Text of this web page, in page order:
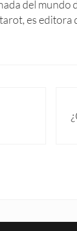
del mundo
es editora